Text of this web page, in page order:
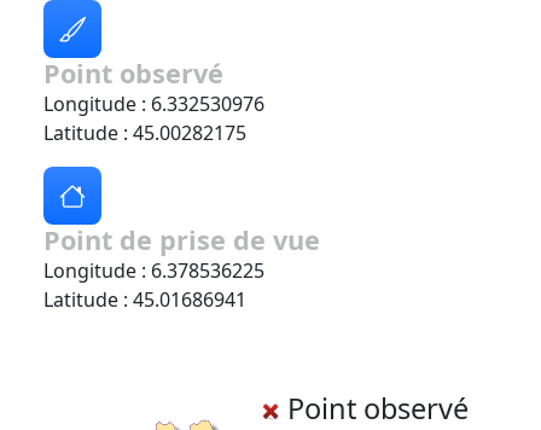
Point observé
Longitude : 6.332530976
Latitude : 45.00282175
Point de prise de vue
Longitude : 6.378536225
Latitude : 45.01686941
Point observé